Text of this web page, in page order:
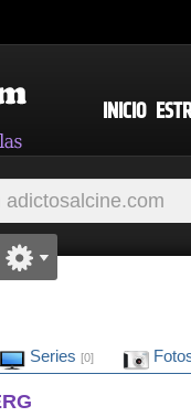
INICIO
Series [0]